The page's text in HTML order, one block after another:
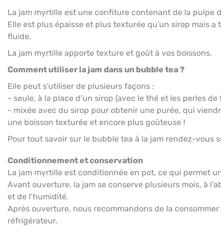
La jam myrtille est une confiture contenant de la pulpe
Elle est plus épaisse et plus texturée qu'un sirop mais
fluide.
La jam myrtille apporte texture et goût à vos boissons.
Comment utiliser la jam dans un bubble tea ?
Elle peut s'utiliser de plusieurs façons :
- seule, à la place d’un sirop (avec le thé et les perles de
- mixée avec du sirop pour obtenir une purée, qui
une boisson texturée et encore plus goûteuse !
Pour tout savoir sur le bubble tea à la jam rendez-vous
Conditionnement et conservation
La jam myrtille est conditionnée en pot, ce qui permet
Avant ouverture, la jam se conserve plusieurs mois, à
et de l’humidité.
Après ouverture, nous recommandons de la consommer
réfrigérateur.